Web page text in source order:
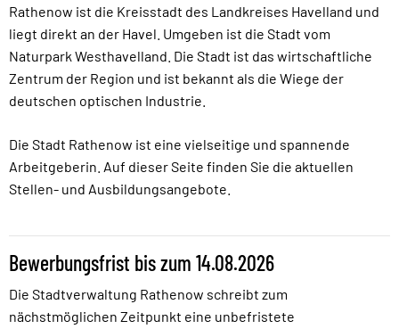
Rathenow ist die Kreisstadt des Landkreises Havelland und
liegt direkt an der Havel. Umgeben ist die Stadt vom
Naturpark Westhavelland. Die Stadt ist das wirtschaftliche
Zentrum der Region und ist bekannt als die Wiege der
deutschen optischen Industrie.
Die Stadt Rathenow ist eine vielseitige und spannende
Arbeitgeberin. Auf dieser Seite finden Sie die aktuellen
Stellen- und Ausbildungsangebote.
Bewerbungsfrist bis zum 14.08.2026
Die Stadtverwaltung Rathenow schreibt zum
nächstmöglichen Zeitpunkt eine unbefristete